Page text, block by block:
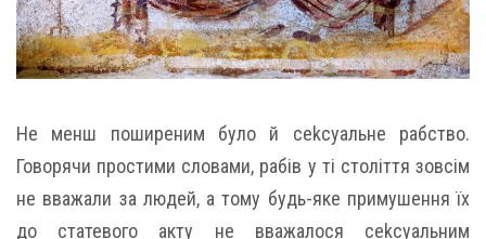
Не менш поширеним було й сеkсуальне рабство.
Говорячи простими словами, рабів у ті століття зовсім
не вважали за людей, а тому будь-яке примушення їх
до статевого акту не вважалося сеkсуальним